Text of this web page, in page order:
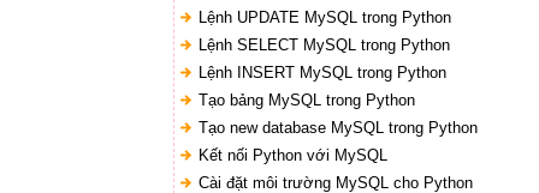
Lệnh UPDATE MySQL trong Python
Lệnh SELECT MySQL trong Python
Lệnh INSERT MySQL trong Python
Tạo bảng MySQL trong Python
Tạo new database MySQL trong Python
Kết nối Python với MySQL
Cài đặt môi trường MySQL cho Python